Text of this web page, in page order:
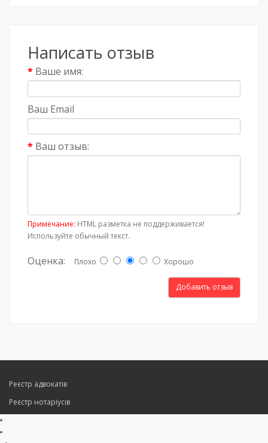
Написать отзыв
Ваше имя:
Ваш Email
Ваш отзыв:
Примечание: HTML разметка не поддерживается!
Используйте обычный текст.
Оценка: Плохо Хорошо
Добавить отзыв
Реєстр адвокатів
Реєстр нотаріусів